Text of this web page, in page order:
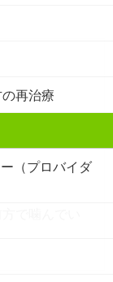
で噛んでい
再治療
（プロバイダ